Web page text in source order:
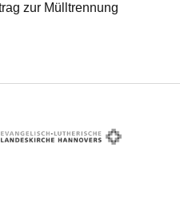
zur Mülltrennung